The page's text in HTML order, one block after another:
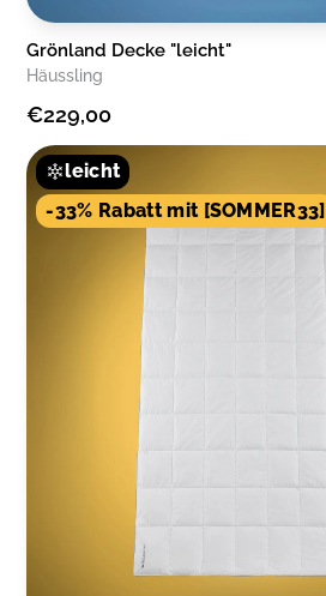
Grönland Decke "leicht"
Häussling
€229,00
leicht
-33% Rabatt mit [SOMMER33]